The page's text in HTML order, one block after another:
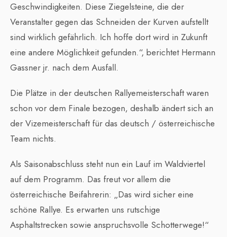
Geschwindigkeiten. Diese Ziegelsteine, die der
Veranstalter gegen das Schneiden der Kurven aufstellt
sind wirklich gefährlich. Ich hoffe dort wird in Zukunft
eine andere Möglichkeit gefunden.“, berichtet Hermann
Gassner jr. nach dem Ausfall.
Die Plätze in der deutschen Rallyemeisterschaft waren
schon vor dem Finale bezogen, deshalb ändert sich an
der Vizemeisterschaft für das deutsch / österreichische
Team nichts.
Als Saisonabschluss steht nun ein Lauf im Waldviertel
auf dem Programm. Das freut vor allem die
österreichische Beifahrerin: „Das wird sicher eine
schöne Rallye. Es erwarten uns rutschige
Asphaltstrecken sowie anspruchsvolle Schotterwege!“